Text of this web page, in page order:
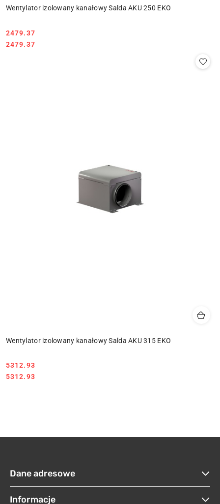
Wentylator izolowany kanałowy Salda AKU 250 EKO
Cena:
2479.37
Cena:
2479.37
Wentylator izolowany kanałowy Salda AKU 315 EKO
Cena:
5312.93
Cena:
5312.93
Dane adresowe
Informacje